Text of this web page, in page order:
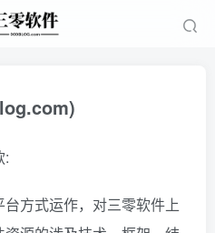
:
方式运作，对三零软件上